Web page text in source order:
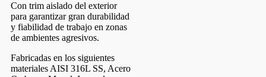
Con trim aislado del exterior
para garantizar gran durabilidad
y fiabilidad de trabajo en zonas
de ambientes agresivos.
Fabricadas en los siguientes
materiales AISI 316L SS, Acero